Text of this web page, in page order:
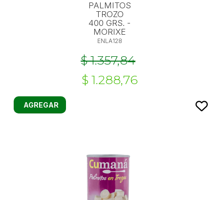
PALMITOS
TROZO
400 GRS. -
MORIXE
ENLA128
$ 1.357,84
$ 1.288,76
AGREGAR